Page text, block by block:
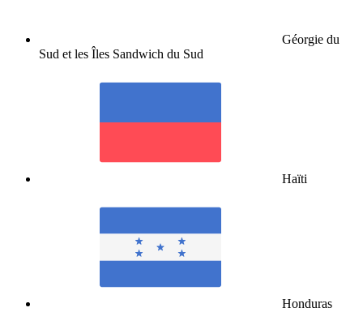
Géorgie du
Sud et les Îles Sandwich du Sud
Haïti
Honduras